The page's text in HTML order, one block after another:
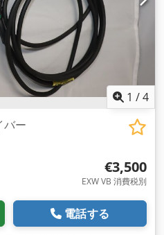
1 /4
バー
€3,500
EXW VB 消費税別
電話する